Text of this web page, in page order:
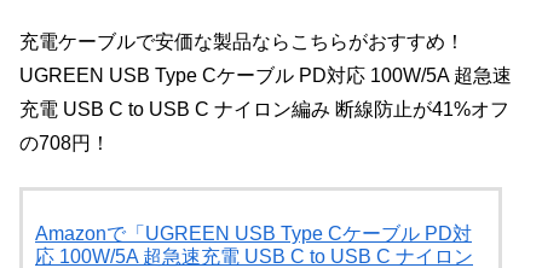
充電ケーブルで安価な製品ならこちらがおすすめ！
UGREEN USB Type Cケーブル PD対応 100W/5A 超急速
充電 USB C to USB C ナイロン編み 断線防止が41%オフ
の708円！
Amazonで「UGREEN USB Type Cケーブル PD対
応 100W/5A 超急速充電 USB C to USB C ナイロン